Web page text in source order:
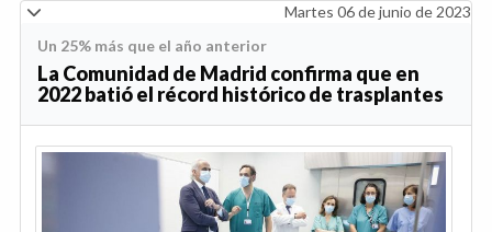
Martes 06 de junio de 2023
Un 25% más que el año anterior
La Comunidad de Madrid confirma que en
2022 batió el récord histórico de trasplantes